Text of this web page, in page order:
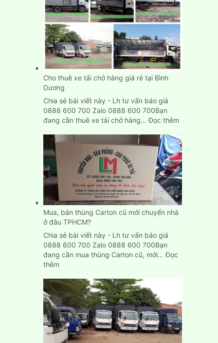
Nai
Cho thuê xe tải chở hàng giá rẻ tại Bình
Dương
Chia sẻ bài viết này - Lh tư vấn báo giá
0888 600 700 Zalo 0888 600 700Bạn
đang cần thuê xe tải chở hàng…Đọc thêm:
thuê
xe
tải
chở
hàng
giá
rẻ
tại
Mua, bán thùng Carton cũ mới chuyển nhà
ở đâu TPHCM?
Chia sẻ bài viết này - Lh tư vấn báo giá
0888 600 700 Zalo 0888 600 700Bạn
đang cần mua thùng Carton cũ, mới…Đọc
thêm:
bán
thùng
Carton
cũ
mới
chuyển